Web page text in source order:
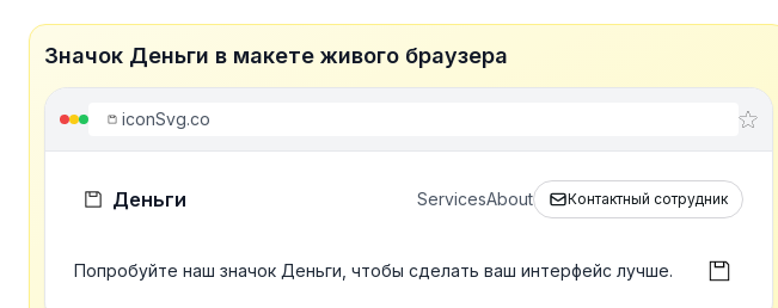
Значок Деньги в макете живого браузера
iconSvg.co
Деньги ServicesAbout Контактный сотрудник
Попробуйте наш значок Деньги, чтобы сделать ваш интерфейс лучше.